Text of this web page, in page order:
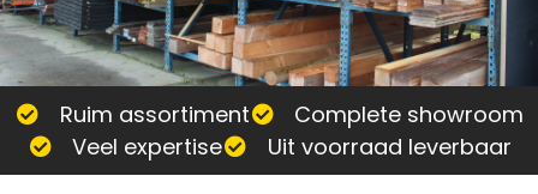
Ruim assortiment
Complete showroom
Veel expertise
Uit voorraad leverbaar